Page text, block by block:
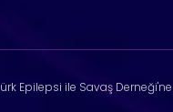
Epilepsi ile Savaş Derneği'ne